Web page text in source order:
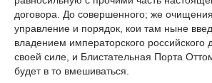
договора. До совершенного; же
управление и порядок, кои там ныне
владением императорского российского
своей силе, и Блистательная Порта
будет в то вмешиваться.